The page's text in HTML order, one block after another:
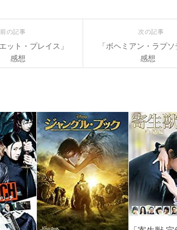
次の記事
「ボヘミアン・ラプ
感想
前の記事
ット・プレイス」
感想